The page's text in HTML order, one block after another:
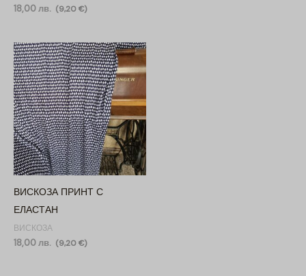
18,00лв. (9,20 €)
ВИСКОЗА ПРИНТ С
ЕЛАСТАН
ВИСКОЗА
18,00лв. (9,20 €)